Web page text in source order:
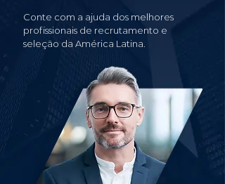
Conte com a ajuda dos melhores
profissionais de recrutamento e
seleção da América Latina.